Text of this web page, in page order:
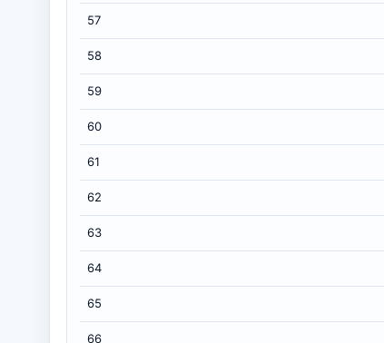
57
58
59
60
61
62
63
64
65
66